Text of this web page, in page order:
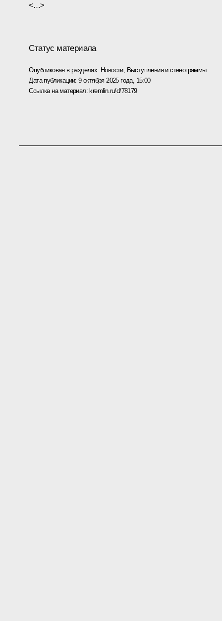
<…>
Статус материала
Опубликован в разделах: Новости, Выступления и стенограммы
Дата публикации:9 октября 2025 года, 15:00
Ссылка на материал: kremlin.ru/d/78179